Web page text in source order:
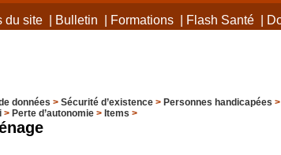
du site| Bulletin Formations| Flash Santé|
données > Sécurité d’existence> Personnes handicapées >
> Perte d’autonomie> Items >